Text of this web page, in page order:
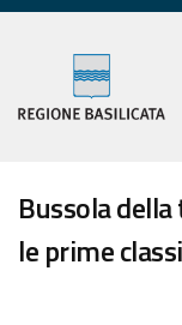
Bussola
le prime